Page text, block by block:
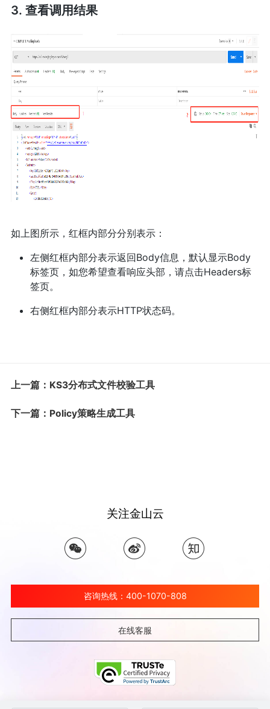
3. 查看调用结果
如上图所示，红框内部分分别表示：
左侧红框内部分表示返回Body信息，默认显示Body
标签页，如您希望查看响应头部，请点击Headers标
签页。
右侧红框内部分表示HTTP状态码。
上一篇：KS3分布式文件校验工具
下一篇：Policy策略生成工具
关注金山云
咨询热线：400-1070-808
在线客服